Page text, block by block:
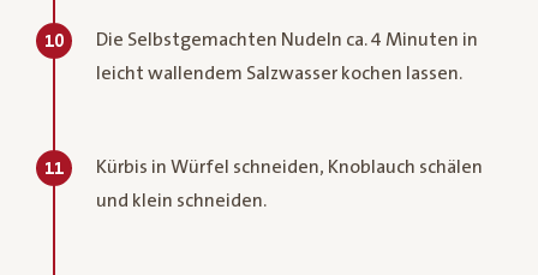
10
Die Selbstgemachten Nudeln ca. 4 Minuten in
leicht wallendem Salzwasser kochen lassen.
11
Kürbis in Würfel schneiden, Knoblauch schälen
und klein schneiden.